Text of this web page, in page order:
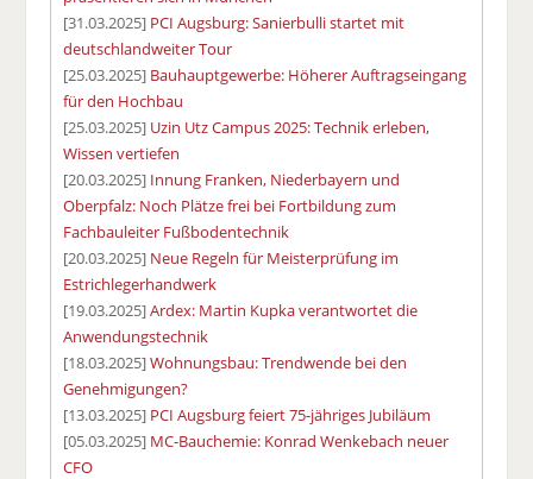
[31.03.2025] PCI Augsburg: Sanierbulli startet mit
deutschlandweiter Tour
[25.03.2025] Bauhauptgewerbe: Höherer Auftragseingang
für den Hochbau
[25.03.2025] Uzin Utz Campus 2025: Technik erleben,
Wissen vertiefen
[20.03.2025] Innung Franken, Niederbayern und
Oberpfalz: Noch Plätze frei bei Fortbildung zum
Fachbauleiter Fußbodentechnik
[20.03.2025] Neue Regeln für Meisterprüfung im
Estrichlegerhandwerk
[19.03.2025]Ardex: Martin Kupka verantwortet die
Anwendungstechnik
[18.03.2025]Wohnungsbau: Trendwende bei den
Genehmigungen?
[13.03.2025] PCI Augsburg feiert 75-jähriges Jubiläum
[05.03.2025] MC-Bauchemie: Konrad Wenkebach neuer
CFO